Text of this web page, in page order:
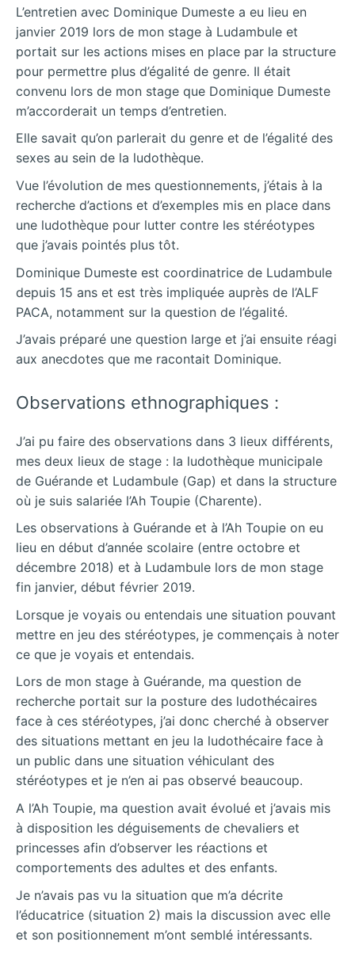
L’entretien avec Dominique Dumeste a eu lieu en
janvier 2019 lors de mon stage à Ludambule et
portait sur les actions mises en place par la structure
pour permettre plus d’égalité de genre. Il était
convenu lors de mon stage que Dominique Dumeste
m’accorderait un temps d’entretien.
Elle savait qu’on parlerait du genre et de l’égalité des
sexes au sein de la ludothèque.
Vue l’évolution de mes questionnements, j’étais à la
recherche d’actions et d’exemples mis en place dans
une ludothèque pour lutter contre les stéréotypes
que j’avais pointés plus tôt.
Dominique Dumeste est coordinatrice de Ludambule
depuis 15 ans et est très impliquée auprès de l’ALF
PACA, notamment sur la question de l’égalité.
J’avais préparé une question large et j’ai ensuite réagi
aux anecdotes que me racontait Dominique.
Observations ethnographiques :
J’ai pu faire des observations dans 3 lieux différents,
mes deux lieux de stage : la ludothèque municipale
de Guérande et Ludambule (Gap) et dans la structure
où je suis salariée l’Ah Toupie (Charente).
Les observations à Guérande et à l’Ah Toupie on eu
lieu en début d’année scolaire (entre octobre et
décembre 2018) et à Ludambule lors de mon stage
fin janvier, début février 2019.
Lorsque je voyais ou entendais une situation pouvant
mettre en jeu des stéréotypes, je commençais à noter
ce que je voyais et entendais.
Lors de mon stage à Guérande, ma question de
recherche portait sur la posture des ludothécaires
face à ces stéréotypes, j’ai donc cherché à observer
des situations mettant en jeu la ludothécaire face à
un public dans une situation véhiculant des
stéréotypes et je n’en ai pas observé beaucoup.
A l’Ah Toupie, ma question avait évolué et j’avais mis
à disposition les déguisements de chevaliers et
princesses afin d’observer les réactions et
comportements des adultes et des enfants.
Je n’avais pas vu la situation que m’a décrite
l’éducatrice (situation 2) mais la discussion avec elle
et son positionnement m’ont semblé intéressants.